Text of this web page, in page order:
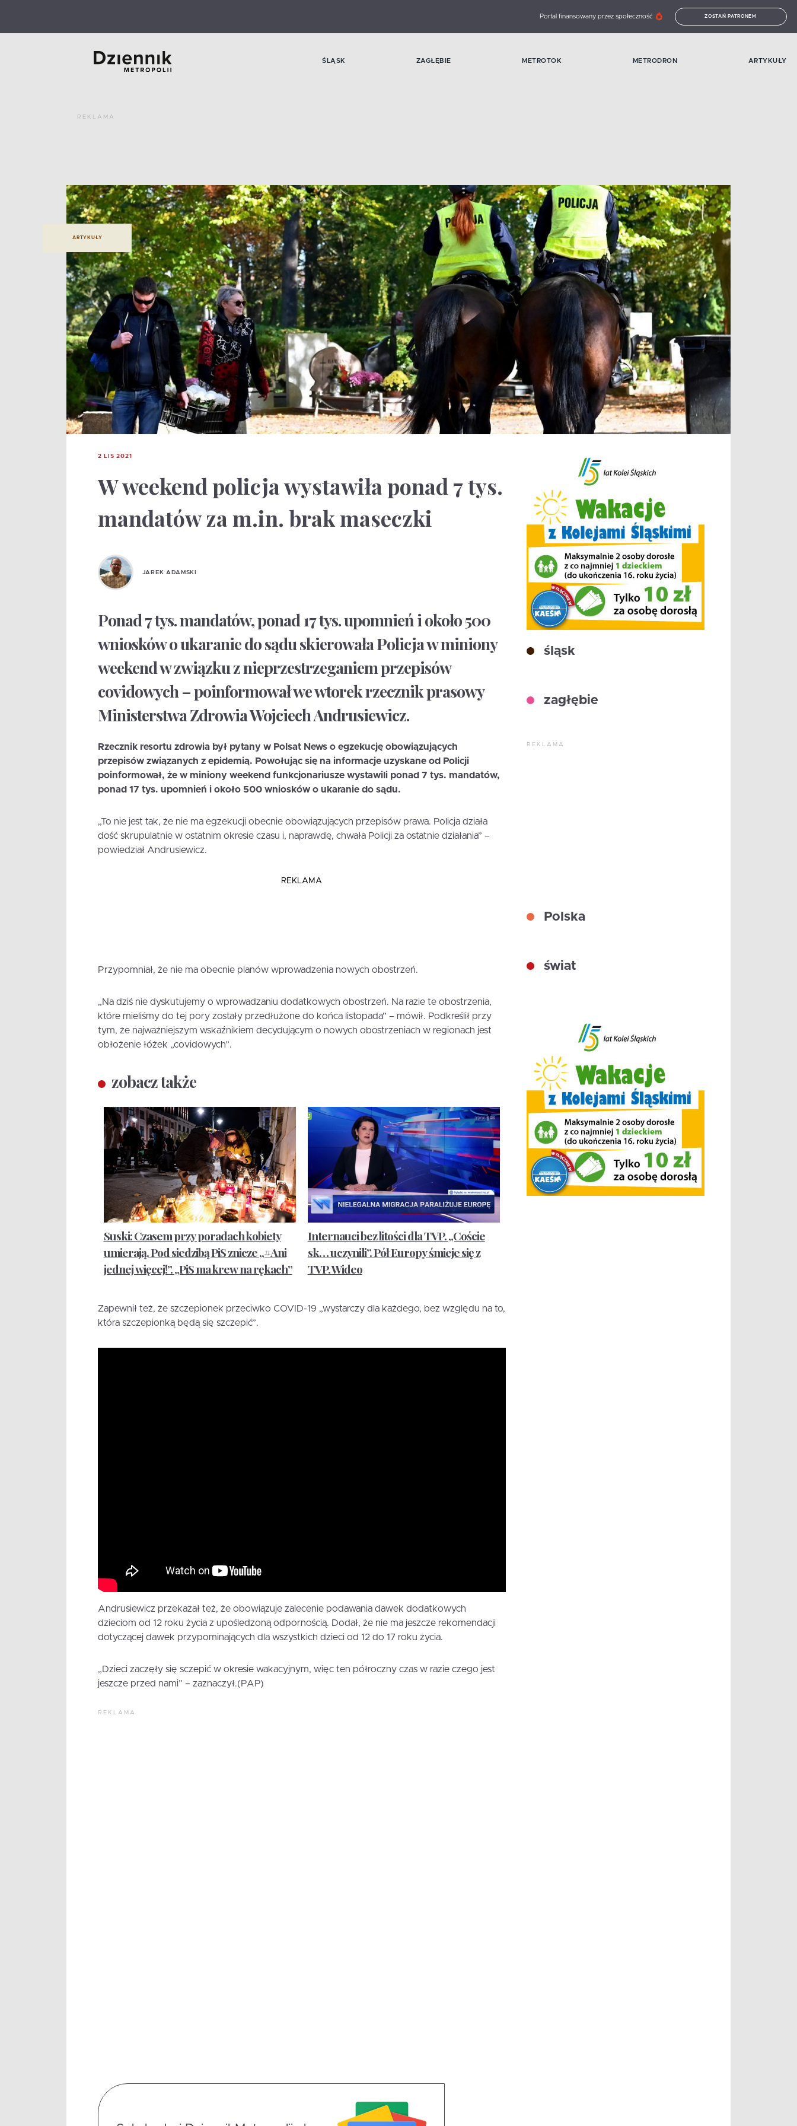
Portal finansowany przez społeczność ZOSTAŃ PATRONEM
ŚLĄSK ZAGŁĘBIE METROTOK METRODRON ARTYKUŁY
REKLAMA
ARTYKUŁY
2 LIS 2021
W weekend policja wystawiła ponad 7 tys.
mandatów za m.in. brak maseczki
JAREK ADAMSKI
Ponad 7 tys. mandatów, ponad 17 tys. upomnień i około 500
wniosków o ukaranie do sądu skierowała Policja w miniony
weekend w związku z nieprzestrzeganiem przepisów
covidowych – poinformował we wtorek rzecznik prasowy
Ministerstwa Zdrowia Wojciech Andrusiewicz.
Rzecznik resortu zdrowia był pytany w Polsat News o egzekucję obowiązujących
przepisów związanych z epidemią. Powołując się na informacje uzyskane od Policji
poinformował, że w miniony weekend funkcjonariusze wystawili ponad 7 tys. mandatów,
ponad 17 tys. upomnień i około 500 wniosków o ukaranie do sądu.
„To nie jest tak, że nie ma egzekucji obecnie obowiązujących przepisów prawa. Policja działa
dość skrupulatnie w ostatnim okresie czasu i, naprawdę, chwała Policji za ostatnie działania” –
powiedział Andrusiewicz.
REKLAMA
Przypomniał, że nie ma obecnie planów wprowadzenia nowych obostrzeń.
„Na dziś nie dyskutujemy o wprowadzaniu dodatkowych obostrzeń. Na razie te obostrzenia,
które mieliśmy do tej pory zostały przedłużone do końca listopada” – mówił. Podkreślił przy
tym, że najważniejszym wskaźnikiem decydującym o nowych obostrzeniach w regionach jest
obłożenie łóżek „covidowych”.
zobacz także
Suski: Czasem przy poradach kobiety
umierają. Pod siedzibą PiS znicze „#Ani
jednej więcej!”. „PiS ma krew na rękach”
Internauci bez litości dla TVP. „Coście
sk… uczynili”. Pół Europy śmieje się z
TVP. Wideo
Zapewnił też, że szczepionek przeciwko COVID-19 „wystarczy dla każdego, bez względu na to,
która szczepionką będą się szczepić”.
Andrusiewicz przekazał też, że obowiązuje zalecenie podawania dawek dodatkowych
dzieciom od 12 roku życia z upośledzoną odpornością. Dodał, że nie ma jeszcze rekomendacji
dotyczącej dawek przypominających dla wszystkich dzieci od 12 do 17 roku życia.
„Dzieci zaczęły się sczepić w okresie wakacyjnym, więc ten półroczny czas w razie czego jest
jeszcze przed nami” – zaznaczył.(PAP)
REKLAMA
śląsk
zagłębie
REKLAMA
Polska
świat